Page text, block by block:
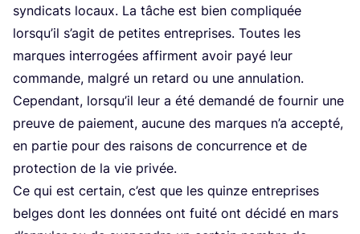
syn­di­cats locaux. La tâche est bien com­pli­quée
lorsqu’il s’agit de petites entre­prises. Toutes les
marques inter­ro­gées affirment avoir payé leur
com­mande, mal­gré un retard ou une annu­la­tion.
Cepen­dant, lors­qu’il leur a été deman­dé de four­nir une
preuve de paie­ment, aucune des marques n’a accep­té,
en par­tie pour des rai­sons de concur­rence et de
pro­tec­tion de la vie privée.
Ce qui est cer­tain, c’est que les quinze entre­prises
belges dont les don­nées ont fui­té ont déci­dé en mars